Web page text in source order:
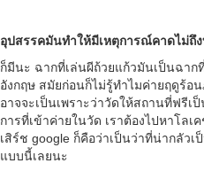
อุปสรรคมันทำให้มีเหตุการณ์คาดไม่ถึ
ก็มีนะ ฉากที่เล่นผีถ้วยแก้วมันเป็นฉาก
อังกฤษ สมัยก่อนก็ไม่รู้ทำไมค่ายฤดูร้อ
อาจจะเป็นเพราะว่าวัดให้สถานที่ฟรี
การที่เข้าค่ายในวัด เราต้องไปหาโลเ
เสิร์ช google ก็คือว่าเป็นว่าที่น่ากลัว
แบบนี้เลยนะ